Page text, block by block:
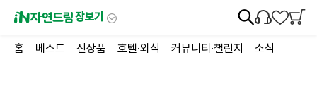
장보기
홈 베스트 신상품 호텔·외식 커뮤니티·챌린지 소식